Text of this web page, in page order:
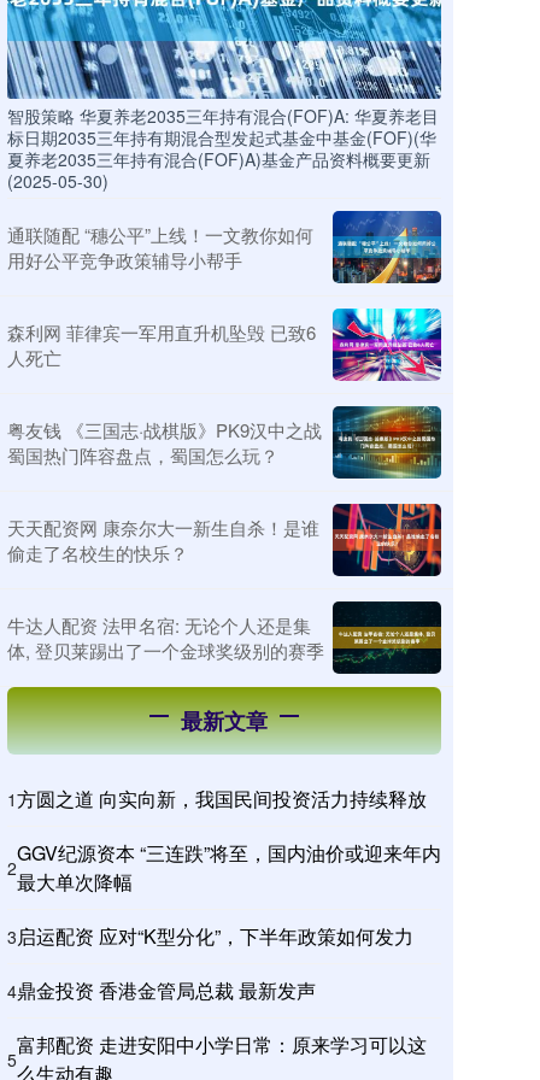
智股策略 华夏养老2035三年持有混合(FOF)A: 华夏养老目
标日期2035三年持有期混合型发起式基金中基金(FOF)(华
夏养老2035三年持有混合(FOF)A)基金产品资料概要更新
(2025-05-30)
通联随配 “穗公平”上线！一文教你如何
用好公平竞争政策辅导小帮手
森利网 菲律宾一军用直升机坠毁 已致6
人死亡
粤友钱 《三国志·战棋版》PK9汉中之战
蜀国热门阵容盘点，蜀国怎么玩？
天天配资网 康奈尔大一新生自杀！是谁
偷走了名校生的快乐？
牛达人配资 法甲名宿: 无论个人还是集
体, 登贝莱踢出了一个金球奖级别的赛季
最新文章
1方圆之道 向实向新，我国民间投资活力持续释放
2
GGV纪源资本 “三连跌”将至，国内油价或迎来年内
最大单次降幅
3启运配资 应对“K型分化”，下半年政策如何发力
4鼎金投资 香港金管局总裁 最新发声
5
富邦配资 走进安阳中小学日常：原来学习可以这
么生动有趣